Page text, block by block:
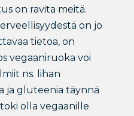
on ravita meitä.
on jo
tietoa, on
vegaaniruoka voi
ns. lihan
ja gluteenia täynnä
olla vegaanille